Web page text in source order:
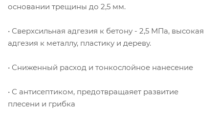
основании трещины до 2,5 мм.
• Сверхсильная адгезия к бетону - 2,5 МПа, высокая
адгезия к металлу, пластику и дереву.
• Сниженный расход и тонкослойное нанесение
• С антисептиком, предотвращаяет развитие
плесени и грибка